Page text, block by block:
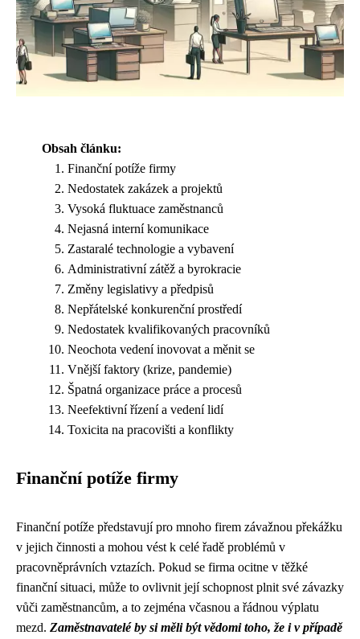
Obsah článku:
Finanční potíže firmy
Nedostatek zakázek a projektů
Vysoká fluktuace zaměstnanců
Nejasná interní komunikace
Zastaralé technologie a vybavení
Administrativní zátěž a byrokracie
Změny legislativy a předpisů
Nepřátelské konkurenční prostředí
Nedostatek kvalifikovaných pracovníků
Neochota vedení inovovat a měnit se
Vnější faktory (krize, pandemie)
Špatná organizace práce a procesů
Neefektivní řízení a vedení lidí
Toxicita na pracovišti a konflikty
Finanční potíže firmy
Finanční potíže představují pro mnoho firem závažnou překážku
v jejich činnosti a mohou vést k celé řadě problémů v
pracovněprávních vztazích. Pokud se firma ocitne v těžké
finanční situaci, může to ovlivnit její schopnost plnit své závazky
vůči zaměstnancům, a to zejména včasnou a řádnou výplatu
mezd. Zaměstnavatelé by si měli být vědomi toho, že i v případě